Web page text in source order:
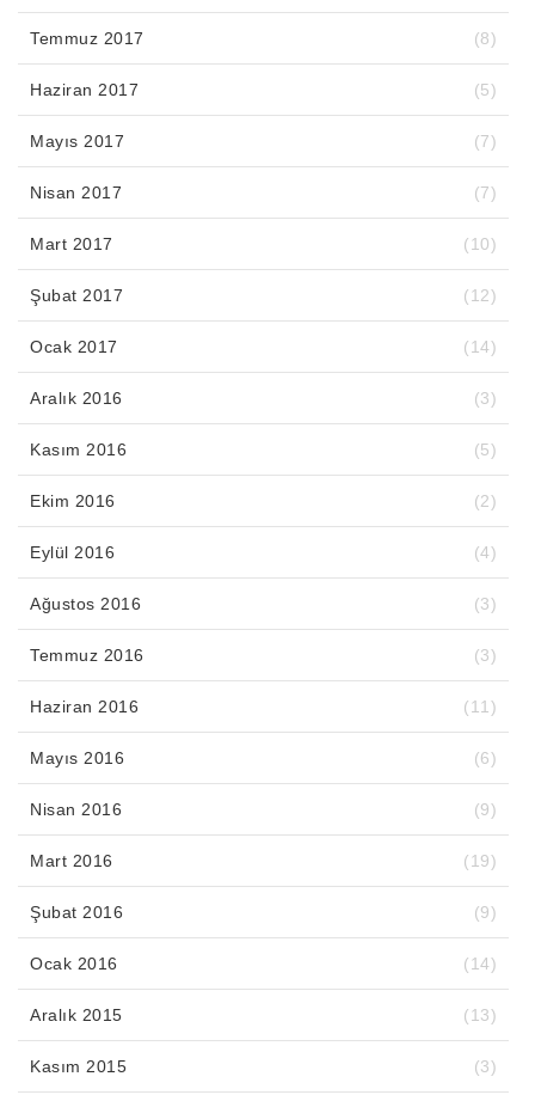
Temmuz 2017 (8)
Haziran 2017 (5)
Mayıs 2017 (7)
Nisan 2017 (7)
Mart 2017 (10)
Şubat 2017 (12)
Ocak 2017 (14)
Aralık 2016 (3)
Kasım 2016 (5)
Ekim 2016 (2)
Eylül 2016 (4)
Ağustos 2016 (3)
Temmuz 2016 (3)
Haziran 2016 (11)
Mayıs 2016 (6)
Nisan 2016 (9)
Mart 2016 (19)
Şubat 2016 (9)
Ocak 2016 (14)
Aralık 2015 (13)
Kasım 2015 (3)